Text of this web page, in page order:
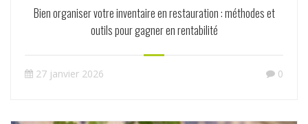
Bien organiser votre inventaire en restauration : méthodes et
outils pour gagner en rentabilité
27 janvier 2026 0